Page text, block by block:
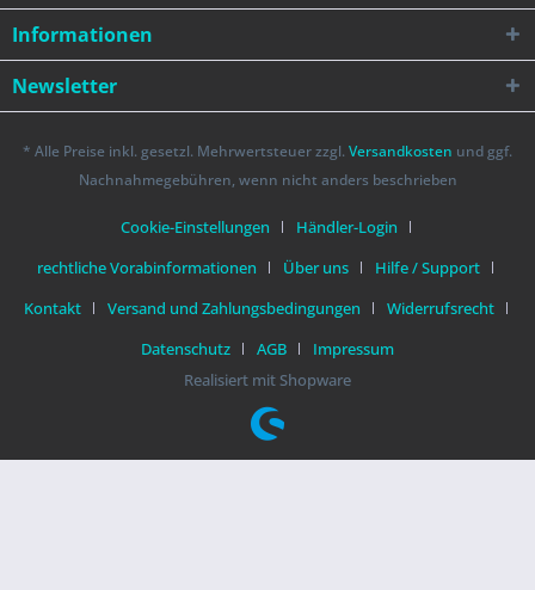
Informationen
Newsletter
* Alle Preise inkl. gesetzl. Mehrwertsteuer zzgl. Versandkosten und ggf.
Nachnahmegebühren, wenn nicht anders beschrieben
Cookie-Einstellungen
Händler-Login
rechtliche Vorabinformationen
Über uns
Hilfe / Support
Kontakt
Versand und Zahlungsbedingungen
Widerrufsrecht
Datenschutz
AGB
Impressum
Realisiert mit Shopware